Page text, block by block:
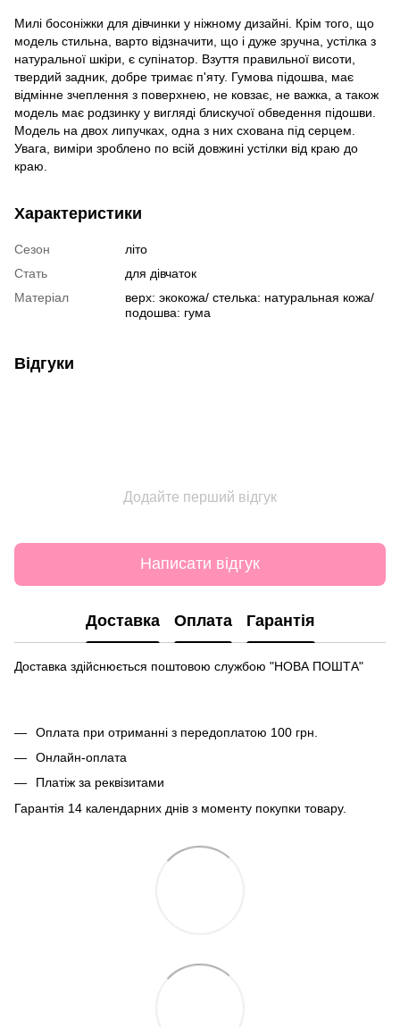
Милі босоніжки для дівчинки у ніжному дизайні. Крім того, що
модель стильна, варто відзначити, що і дуже зручна, устілка з
натуральної шкіри, є супінатор. Взуття правильної висоти,
твердий задник, добре тримає п'яту. Гумова підошва, має
відмінне зчеплення з поверхнею, не ковзає, не важка, а також
модель має родзинку у вигляді блискучої обведення підошви.
Модель на двох липучках, одна з них схована під серцем.
Увага, виміри зроблено по всій довжині устілки від краю до
краю.
Характеристики
Сезон
літо
Стать
для дівчаток
Матеріал
верх: экокожа/ стелька: натуральная кожа/
подошва: гума
Відгуки
Додайте перший відгук
Написати відгук
Доставка Оплата Гарантія
Доставка здійснюється поштовою службою "НОВА ПОШТА"
Оплата при отриманні з передоплатою 100 грн.
Онлайн-оплата
Платіж за реквізитами
Гарантія 14 календарних днів з моменту покупки товару.